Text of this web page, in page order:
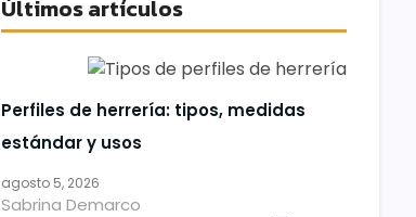
Últimos artículos
Perfiles de herrería: tipos, medidas
estándar y usos
agosto 5, 2026
Sabrina Demarco